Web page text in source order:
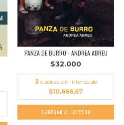
PANZA DE BURRO - ANDREA ABREU
$32.000
3 cuotas sin interés de
$10.666,67